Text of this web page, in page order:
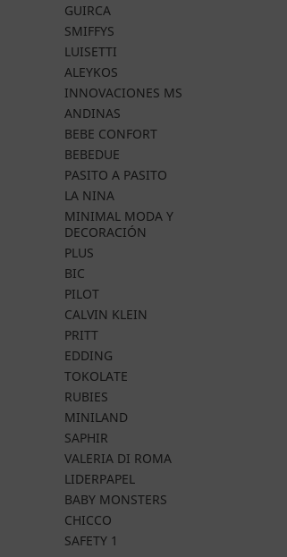
GUIRCA
SMIFFYS
LUISETTI
ALEYKOS
INNOVACIONES MS
ANDINAS
BEBE CONFORT
BEBEDUE
PASITO A PASITO
LA NINA
MINIMAL MODA Y
DECORACIÓN
PLUS
BIC
PILOT
CALVIN KLEIN
PRITT
EDDING
TOKOLATE
RUBIES
MINILAND
SAPHIR
VALERIA DI ROMA
LIDERPAPEL
BABY MONSTERS
CHICCO
SAFETY 1